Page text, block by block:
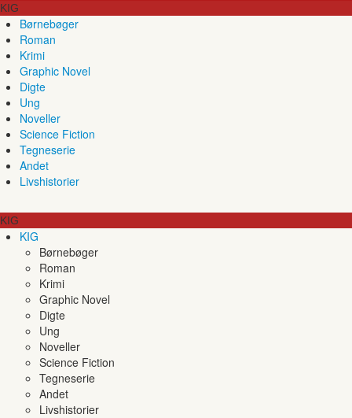
KIG
Børnebøger
Roman
Krimi
Graphic Novel
Digte
Ung
Noveller
Science Fiction
Tegneserie
Andet
Livshistorier
KIG
KIG
Børnebøger
Roman
Krimi
Graphic Novel
Digte
Ung
Noveller
Science Fiction
Tegneserie
Andet
Livshistorier